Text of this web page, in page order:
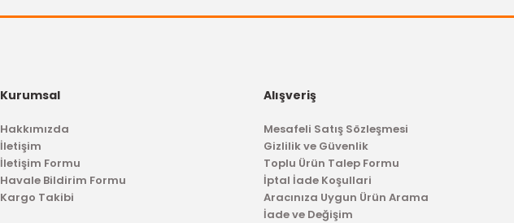
Kurumsal
Hakkımızda
İletişim
İletişim Formu
Havale Bildirim Formu
Kargo Takibi
Alışveriş
Mesafeli Satış Sözleşmesi
Gizlilik ve Güvenlik
Toplu Ürün Talep Formu
İptal İade Koşullari
Aracınıza Uygun Ürün Arama
İade ve Değişim